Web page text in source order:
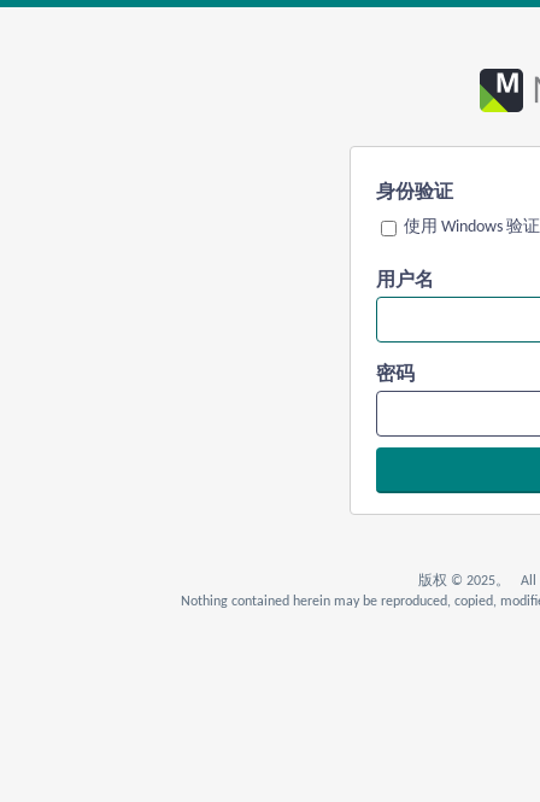
身份验证
使用 Windows 验证
用户名
密码
版权 © 2025。 All
Nothing contained herein may be reproduced, copied,